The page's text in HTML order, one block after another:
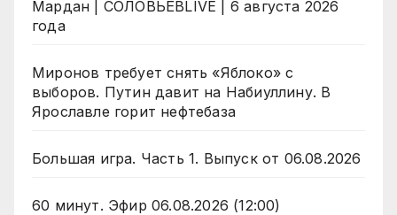
Мардан | СОЛОВЬЁВLIVE | 6 августа 2026
года
Миронов требует снять «Яблоко» с
выборов. Путин давит на Набиуллину. В
Ярославле горит нефтебаза
Большая игра. Часть 1. Выпуск от 06.08.2026
60 минут. Эфир 06.08.2026 (12:00)